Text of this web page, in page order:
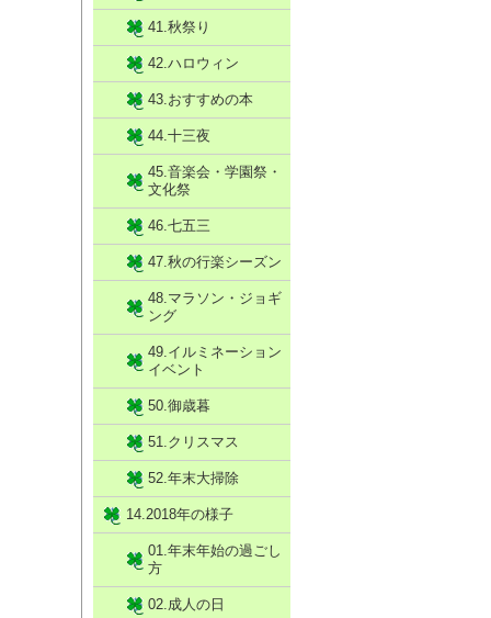
41.秋祭り
42.ハロウィン
43.おすすめの本
44.十三夜
45.音楽会・学園祭・
文化祭
46.七五三
47.秋の行楽シーズン
48.マラソン・ジョギ
ング
49.イルミネーション
イベント
50.御歳暮
51.クリスマス
52.年末大掃除
14.2018年の様子
01.年末年始の過ごし
方
02.成人の日